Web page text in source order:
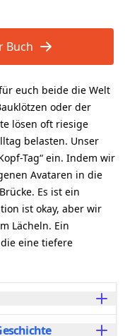
Buch
euch beide die Welt
oder der
lösen oft riesige
belasten. Unser
Tag“ ein. Indem wir
Avataren in die
Es ist ein
ist okay, aber wir
Lächeln. Ein
eine tiefere
von Frustration –